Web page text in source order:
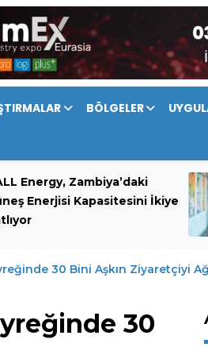
BÖLGELER
Energy, Zambiya’daki
Enerjisi Kapasitesini İkiye
30 Bini Aşkın Ziyaretçiyi
30